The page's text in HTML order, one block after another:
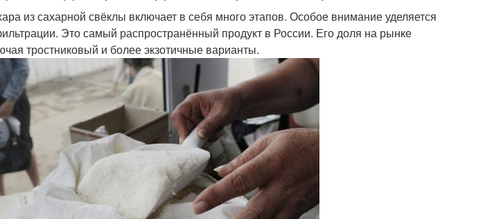
из сахарной свёклы включает в себя много этапов. Особое внимание уделяется
Это самый распространённый продукт в России. Его доля на рынке
тростниковый и более экзотичные варианты.